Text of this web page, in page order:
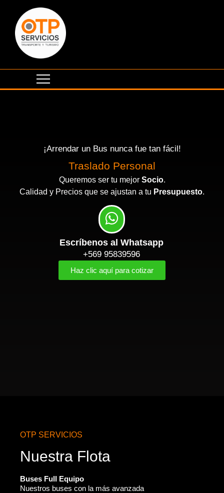
¡Arrendar un Bus nunca fue tan fácil!
Traslado Personal
Queremos ser tu mejor Socio.
Calidad y Precios que se ajustan a tu Presupuesto.
Escríbenos al Whatsapp
+569 95839596
Haz clic aquí para cotizar
OTP SERVICIOS
Nuestra Flota
Buses Full Equipo
Nuestros buses con la más avanzada